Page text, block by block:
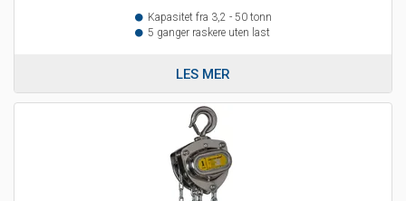
Kapasitet fra 3,2 - 50 tonn
5 ganger raskere uten last
LES MER